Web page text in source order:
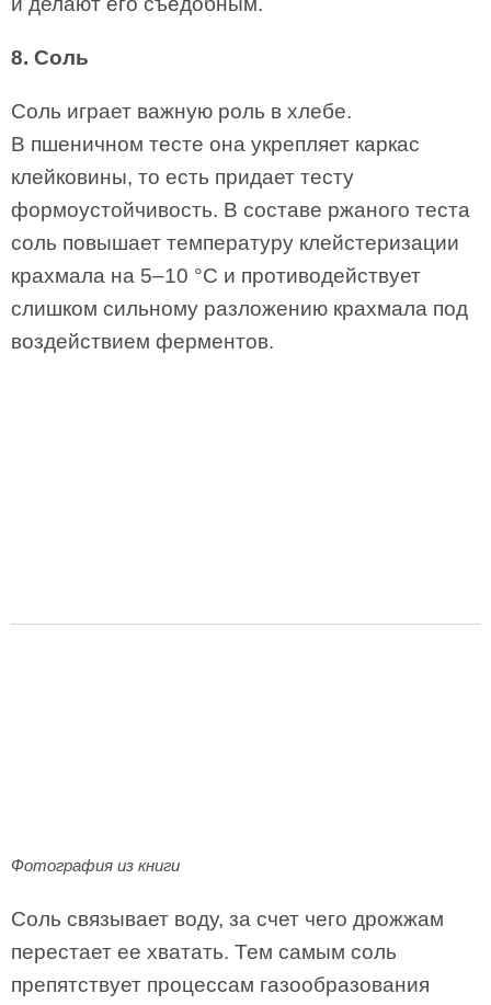
8. Соль
Соль играет важную роль в хлебе.
В пшеничном тесте она укрепляет каркас
клейковины, то есть придает тесту
формоустойчивость. В составе ржаного теста
соль повышает температуру клейстеризации
крахмала на 5–10 °C и противодействует
слишком сильному разложению крахмала под
воздействием ферментов.
Фотография из книги
Соль связывает воду, за счет чего дрожжам
перестает ее хватать. Тем самым соль
препятствует процессам газообразования